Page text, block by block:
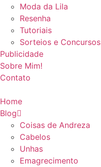
Moda da Lila
Resenha
Tutoriais
Sorteios e Concursos
Publicidade
Sobre Mim!
Contato
Home
Blog
Coisas de Andreza
Cabelos
Unhas
Emagrecimento